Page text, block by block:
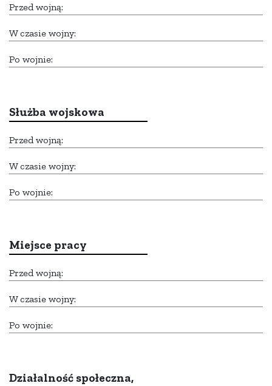
Przed wojną:
W czasie wojny:
Po wojnie:
Służba wojskowa
Przed wojną:
W czasie wojny:
Po wojnie:
Miejsce pracy
Przed wojną:
W czasie wojny:
Po wojnie:
Działalność społeczna,